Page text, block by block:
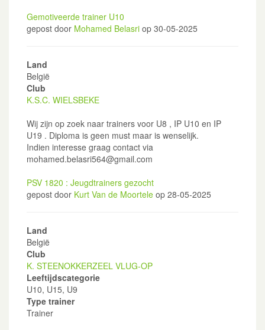
Gemotiveerde trainer U10
gepost door Mohamed Belasri op 30-05-2025
Land
België
Club
K.S.C. WIELSBEKE
Wij zijn op zoek naar trainers voor U8 , IP U10 en IP
U19 . Diploma is geen must maar is wenselijk.
Indien interesse graag contact via
mohamed.belasri564@gmail.com
PSV 1820 : Jeugdtrainers gezocht
gepost door Kurt Van de Moortele op 28-05-2025
Land
België
Club
K. STEENOKKERZEEL VLUG-OP
Leeftijdscategorie
U10, U15, U9
Type trainer
Trainer